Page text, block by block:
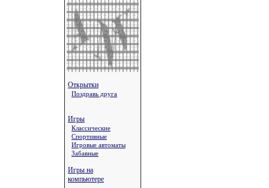
Открытки
Поздравь друга
Игры
Классические
Спортивные
Игровые автоматы
Забавные
Игры на
компьютере